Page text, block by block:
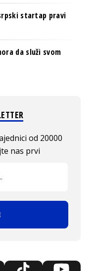
startap pravi
da služi svom
od 20000
nas prvi